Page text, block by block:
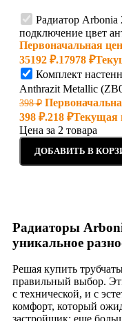
Радиатор
подключение цвет
Первоначальная
35192 ₽.17978 ₽
Комплект
Anthrazit Metallic
398₽
398 ₽.218 ₽Текущая
Цена за 2 товара
ДОБАВИТЬ В
Радиаторы
уникальное
Решая купить
правильный выбор.
с технической, и с
комфорт, который